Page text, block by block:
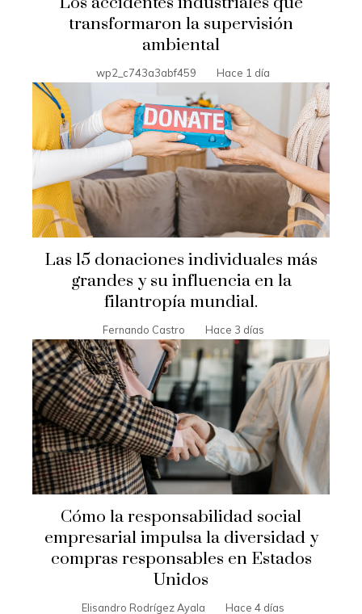
transformaron la supervisión
ambiental
wp2_c743a3abf459 Hace 1 día
Las 15 donaciones individuales más
grandes y su influencia en la
filantropía mundial.
Fernando Castro Hace 3 días
Cómo la responsabilidad social
empresarial impulsa la diversidad y
compras responsables en Estados
Unidos
Elisandro Rodrígez Ayala Hace 4 días